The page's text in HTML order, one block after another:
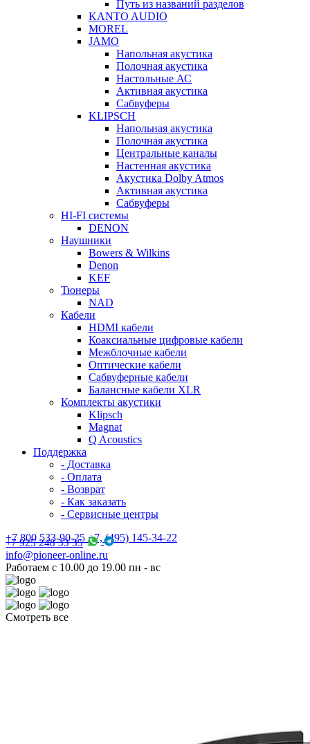
Путь из названий разделов
KANTO AUDIO
MOREL
JAMO
Напольная акустика
Полочная акустика
Настольные АС
Активная акустика
Сабвуферы
KLIPSCH
Напольная акустика
Полочная акустика
Центральные каналы
Настенная акустика
Акустика Dolby Atmos
Активная акустика
Сабвуферы
HI-FI системы
DENON
Наушники
Bowers & Wilkins
Denon
KEF
Тюнеры
NAD
Кабели
HDMI кабели
Коаксиальные цифровые кабели
Межблочные кабели
Оптические кабели
Сабвуферные кабели
Балансные кабели XLR
Комплекты акустики
Klipsch
Magnat
Q Acoustics
Поддержка
- Доставка
- Оплата
- Возврат
- Как заказать
- Сервисные центры
+7 800 533-90-25 +7, (495) 145-34-22
+7 925 248 33 35
info@pioneer-online.ru
Работаем с 10.00 до 19.00 пн - вс
Смотреть все